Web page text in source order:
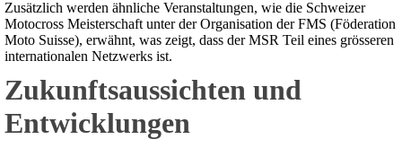
Zusätzlich werden ähnliche Veranstaltungen, wie die Schweizer
Motocross Meisterschaft unter der Organisation der FMS (Föderation
Moto Suisse), erwähnt, was zeigt, dass der MSR Teil eines grösseren
internationalen Netzwerks ist.
Zukunftsaussichten und
Entwicklungen